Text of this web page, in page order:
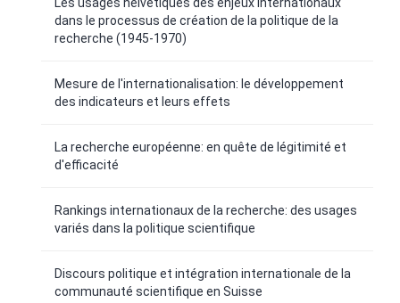
Les usages helvétiques des enjeux internationaux
dans le processus de création de la politique de la
recherche (1945-1970)
Mesure de l'internationalisation: le développement
des indicateurs et leurs effets
La recherche européenne: en quête de légitimité et
d'efficacité
Rankings internationaux de la recherche: des usages
variés dans la politique scientifique
Discours politique et intégration internationale de la
communauté scientifique en Suisse